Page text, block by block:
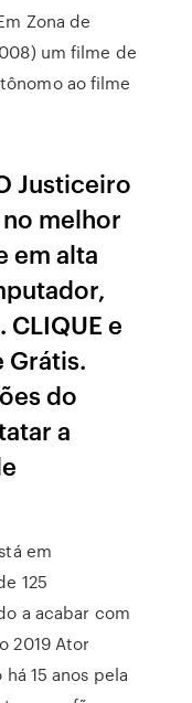
Zona de
um filme de
ao filme
Justiceiro
melhor
em alta
e
Grátis.
do
a
em
125
a acabar com
2019 Ator
15 anos pela